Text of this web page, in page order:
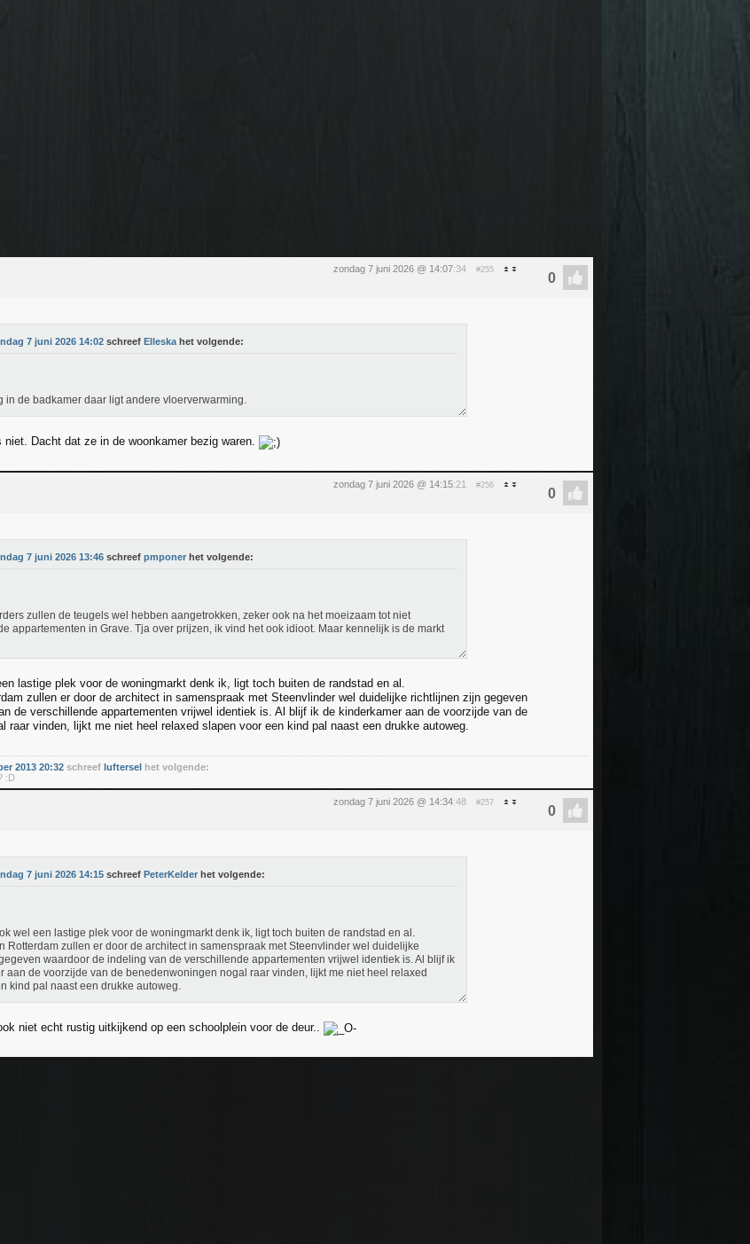
zondag 7 juni 2026 @ 14:07:34 #255
7 juni 2026 14:02 schreef Elleska het volgende:
in de badkamer daar ligt andere vloerverwarming.
Dacht dat ze in de woonkamer bezig waren.
zondag 7 juni 2026 @ 14:15:21 #256
7 juni 2026 13:46 schreef pmponer het volgende:
zullen de teugels wel hebben aangetrokken, zeker ook na het moeizaam tot niet
appartementen in Grave. Tja over prijzen, ik vind het ook idioot. Maar kennelijk is de markt
lastige plek voor de woningmarkt denk ik, ligt toch buiten de randstad en al.
zullen er door de architect in samenspraak met Steenvlinder wel duidelijke richtlijnen zijn gegeven
de verschillende appartementen vrijwel identiek is. Al blijf ik de kinderkamer aan de voorzijde van de
raar vinden, lijkt me niet heel relaxed slapen voor een kind pal naast een drukke autoweg.
2013 20:32 schreef luftersel het volgende:
:D
zondag 7 juni 2026 @ 14:34:48 #257
7 juni 2026 14:15 schreef PeterKelder het volgende:
wel een lastige plek voor de woningmarkt denk ik, ligt toch buiten de randstad en al.
Rotterdam zullen er door de architect in samenspraak met Steenvlinder wel duidelijke
waardoor de indeling van de verschillende appartementen vrijwel identiek is. Al blijf ik
aan de voorzijde van de benedenwoningen nogal raar vinden, lijkt me niet heel relaxed
kind pal naast een drukke autoweg.
niet echt rustig uitkijkend op een schoolplein voor de deur..